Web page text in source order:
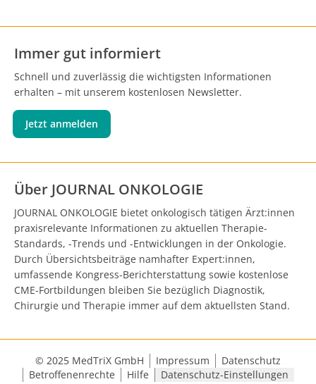
Immer gut informiert
Schnell und zuverlässig die wichtigsten Informationen
erhalten – mit unserem kostenlosen Newsletter.
Jetzt anmelden
Über JOURNAL ONKOLOGIE
JOURNAL ONKOLOGIE bietet onkologisch tätigen Ärzt:innen
praxisrelevante Informationen zu aktuellen Therapie-
Standards, -Trends und -Entwicklungen in der Onkologie.
Durch Übersichtsbeiträge namhafter Expert:innen,
umfassende Kongress-Berichterstattung sowie kostenlose
CME-Fortbildungen bleiben Sie bezüglich Diagnostik,
Chirurgie und Therapie immer auf dem aktuellsten Stand.
© 2025 MedTriX GmbH Impressum
Datenschutz
Betroffenenrechte
Hilfe Datenschutz-Einstellungen